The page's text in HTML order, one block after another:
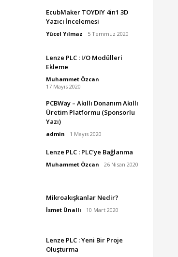
EcubMaker TOYDIY 4in1 3D
Yazıcı İncelemesi
Yücel Yılmaz 5 Temmuz 2020
Lenze PLC : I/O Modülleri
Ekleme
Muhammet Özcan
17 Mayıs 2020
PCBWay – Akıllı Donanım Akıllı
Üretim Platformu (Sponsorlu
Yazı)
admin 1 Mayıs 2020
Lenze PLC : PLC’ye Bağlanma
Muhammet Özcan 26 Nisan 2020
Mikroakışkanlar Nedir?
İsmet Ünallı 10 Mart 2020
Lenze PLC : Yeni Bir Proje
Oluşturma